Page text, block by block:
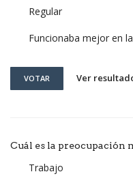
Regular
Funcionaba mejor en
VOTAR Ver
Cuál es la preocupación
Trabajo